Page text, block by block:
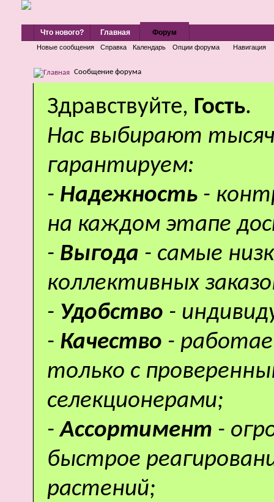
Что нового? Главная Форум
Новые сообщения Справка Календарь Опции форума Навигация
Сообщение форума
Здравствуйте, Гость.
Нас выбирают
гарантируем:
- Надежность -
на каждом этапе
- Выгода - самые
коллективных
- Удобство -
- Качество -
только с
селекционерами;
-Ассортимент -
быстрое
растений;